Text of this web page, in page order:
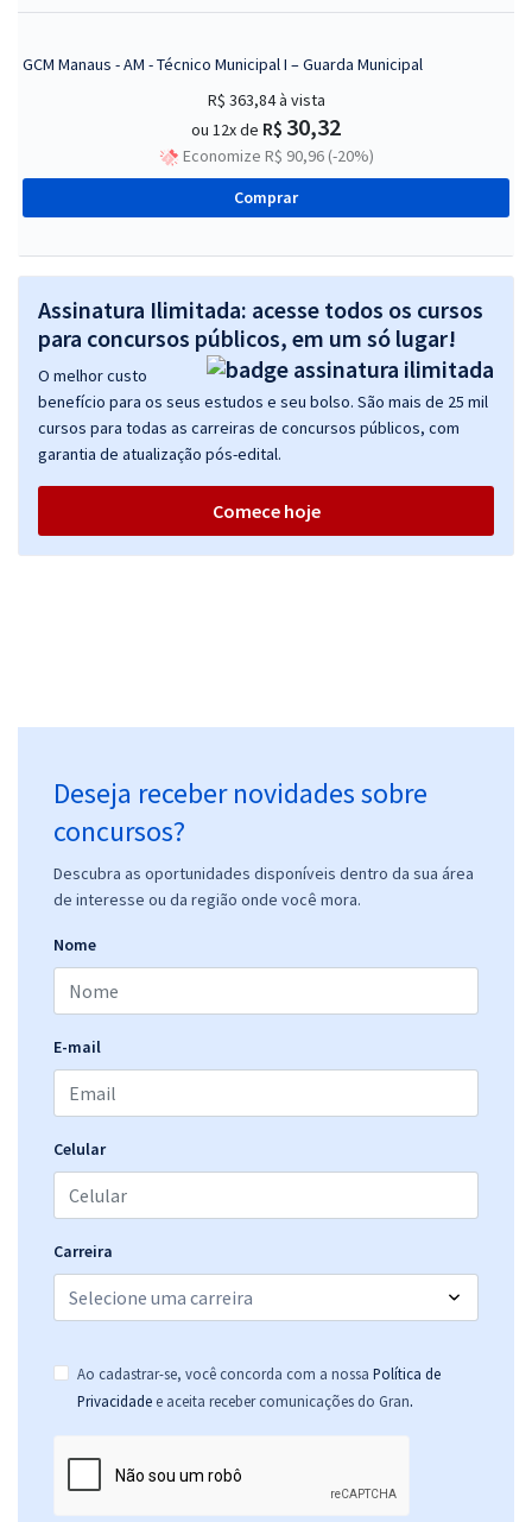
GCM Manaus - AM - Técnico Municipal I – Guarda Municipal
R$ 363,84à vista
ou 12x de R$ 30,32
Economize R$ 90,96 (-20%)
Comprar
Assinatura Ilimitada: acesse todos os cursos
para concursos públicos, em um só lugar!
O melhor custo
benefício para os seus estudos e seu bolso. São mais de 25 mil
cursos para todas as carreiras de concursos públicos, com
garantia de atualização pós-edital.
Comece hoje
Deseja receber novidades sobre
concursos?
Descubra as oportunidades disponíveis dentro da sua área
de interesse ou da região onde você mora.
Nome
E-mail
Celular
Carreira
Ao cadastrar-se, você concorda com a nossa Política de
Privacidade e aceita receber comunicações do Gran.